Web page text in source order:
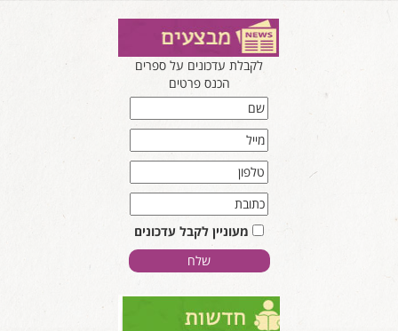
לקבלת עדכונים על ספרים
הכנס פרטים
מעוניין לקבל עדכונים